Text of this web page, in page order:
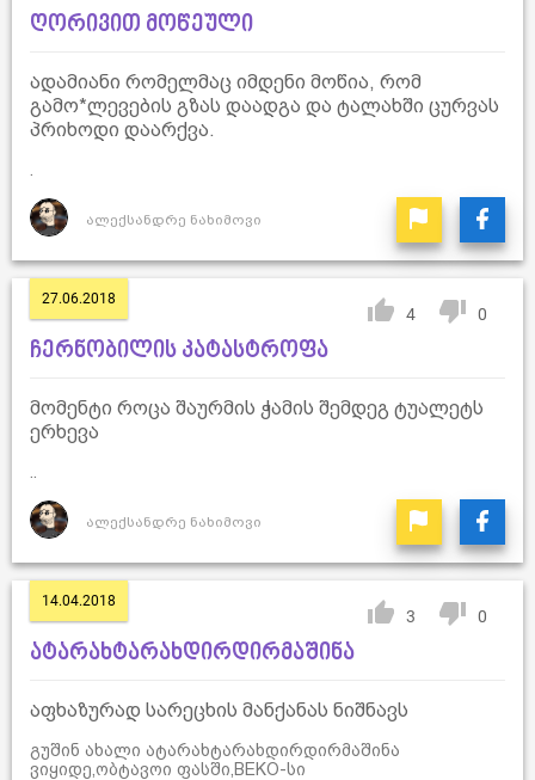
ღორივით მოწეული
ადამიანი რომელმაც იმდენი მოწია, რომ
გამო*ლევების გზას დაადგა და ტალახში ცურვას
პრიხოდი დაარქვა.
ალექსანდრე ნახიმოვი
27.06.2018
4 0
ჩერნობილის კატასტროფა
მომენტი როცა შაურმის ჭამის შემდეგ ტუალეტს
ერხევა
ალექსანდრე ნახიმოვი
14.04.2018
3 0
ატარახტარახდირდირმაშინა
აფხაზურად სარეცხის მანქანას ნიშნავს
გუშინ ახალი ატარახტარახდირდირმაშინა
ვიყიდე,ობტავოი ფასში,BEKO-სი